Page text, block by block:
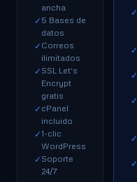
ancha
✓ 5 Bases de
datos
✓ Correos
ilimitados
✓ SSL Let's
Encrypt
gratis
✓ cPanel
incluido
✓ 1-clic
WordPress
✓ Soporte
24/7
✓
✓
✓
✓
✓
✓